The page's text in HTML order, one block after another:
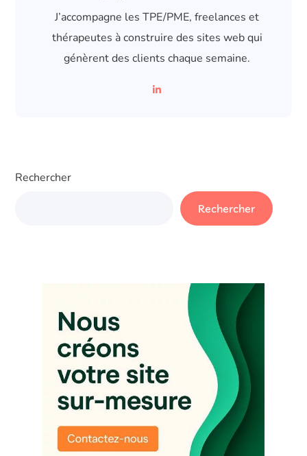
J’accompagne les TPE/PME, freelances et
thérapeutes à construire des sites web qui
génèrent des clients chaque semaine.
Rechercher
Rechercher